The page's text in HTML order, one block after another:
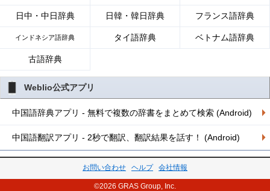
日中・中日辞典 日韓・韓日辞典 フランス語辞典
インドネシア語辞典 タイ語辞典 ベトナム語辞典
古語辞典
Weblio公式アプリ
中国語辞典アプリ - 無料で複数の辞書をまとめて検索 (Android)
中国語翻訳アプリ - 2秒で翻訳、翻訳結果を話す！ (Android)
お問い合わせ ヘルプ 会社情報
©2026 GRAS Group, Inc.